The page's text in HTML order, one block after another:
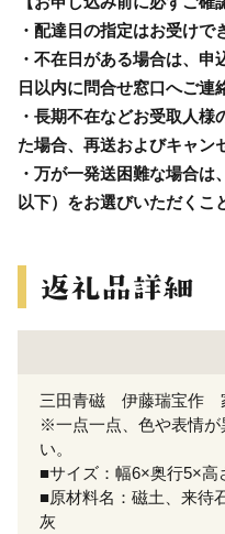
・配達日の指定はお受けで
・不在日がある場合は、
日以内に問合せ窓口へご連
・長期不在などお受取人
た場合、再送およびキャン
・万が一発送困難な場合
以下）をお選びいただくこ
三田青磁 伊藤瑞宝作
※一点一点、色や表情が
い。
■サイズ：幅6×奥行5×高
■原材料名：磁土、来待
灰